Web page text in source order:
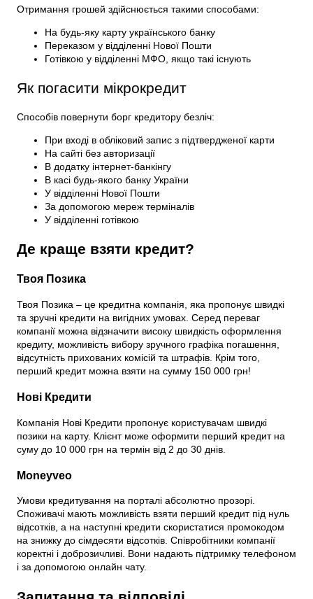
Отримання грошей здійснюється такими способами:
На будь-яку карту українського банку
Переказом у відділенні Нової Пошти
Готівкою у відділенні МФО, якщо такі існують
Як погасити мікрокредит
Способів повернути борг кредитору безліч:
При вході в обліковий запис з підтвердженої карти
На сайті без авторизації
В додатку інтернет-банкінгу
В касі будь-якого банку України
У відділенні Нової Пошти
За допомогою мереж терміналів
У відділенні готівкою
Де краще взяти кредит?
Твоя Позика
Твоя Позика – це кредитна компанія, яка пропонує швидкі
та зручні кредити на вигідних умовах. Серед переваг
компанії можна відзначити високу швидкість оформлення
кредиту, можливість вибору зручного графіка погашення,
відсутність прихованих комісій та штрафів. Крім того,
перший кредит можна взяти на сумму 150 000 грн!
Нові Кредити
Компанія Нові Кредити пропонує користувачам швидкі
позики на карту. Клієнт може оформити перший кредит на
суму до 10 000 грн на термін від 2 до 30 днів.
Moneyveo
Умови кредитування на порталі абсолютно прозорі.
Споживачі мають можливість взяти перший кредит під нуль
відсотків, а на наступні кредити скористатися промокодом
на знижку до сімдесяти відсотків. Співробітники компанії
коректні і доброзичливі. Вони надають підтримку телефоном
і за допомогою онлайн чату.